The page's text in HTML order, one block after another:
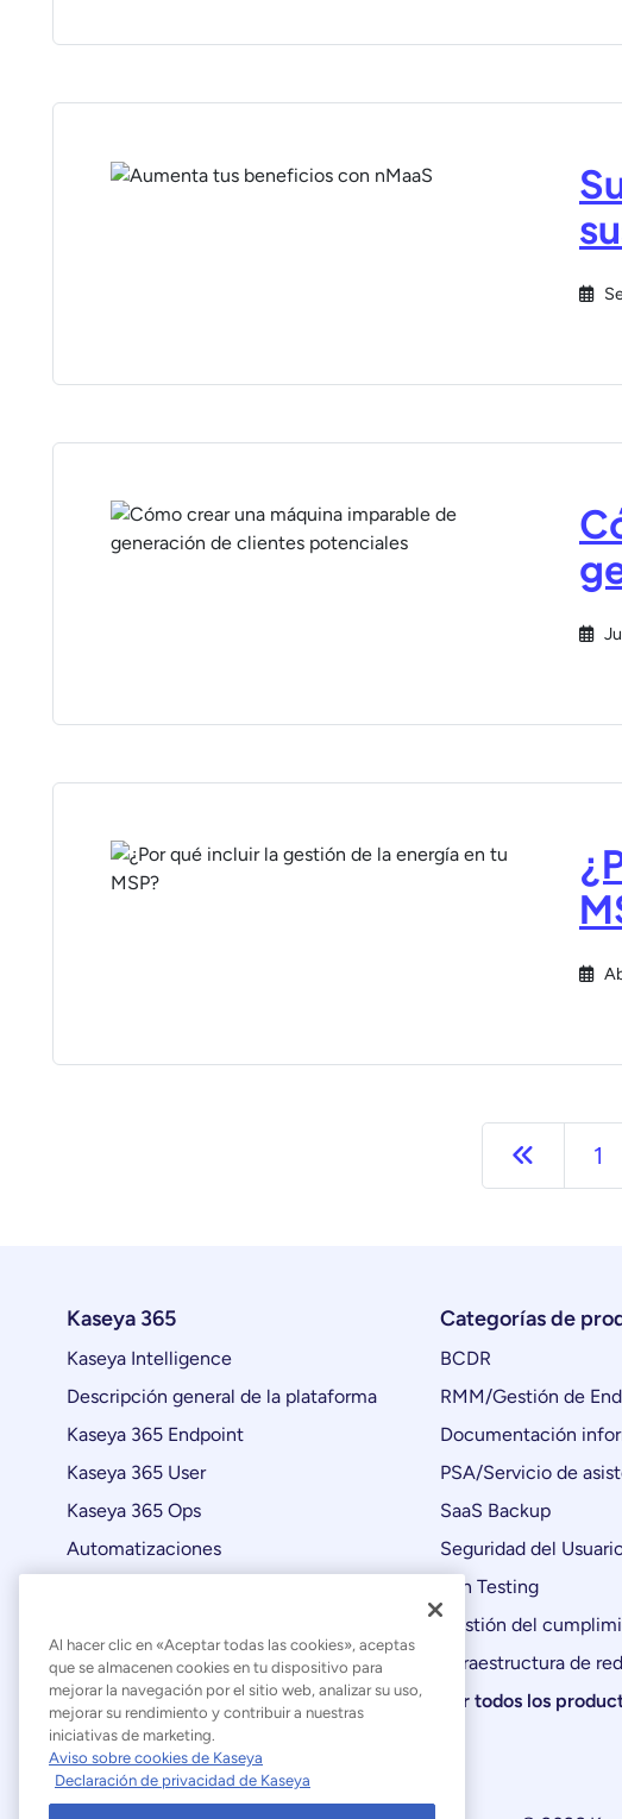
Anterior
1
Kaseya 365
Kaseya Intelligence
Descripción general de la plataforma
Kaseya 365 Endpoint
Kaseya 365 User
Kaseya 365 Ops
Automatizaciones
Categorías de
BCDR
RMM/Gestión de
Documentación
PSA/Servicio de
SaaS Backup
Seguridad del
Pen Testing
Gestión del
Infraestructura de
Ver todos los
Al hacer clic en «Aceptar todas las cookies», aceptas
que se almacenen cookies en tu dispositivo para
mejorar la navegación por el sitio web, analizar su uso,
mejorar su rendimiento y contribuir a nuestras
iniciativas de marketing.
Aviso sobre cookies de Kaseya
Declaración de privacidad de Kaseya